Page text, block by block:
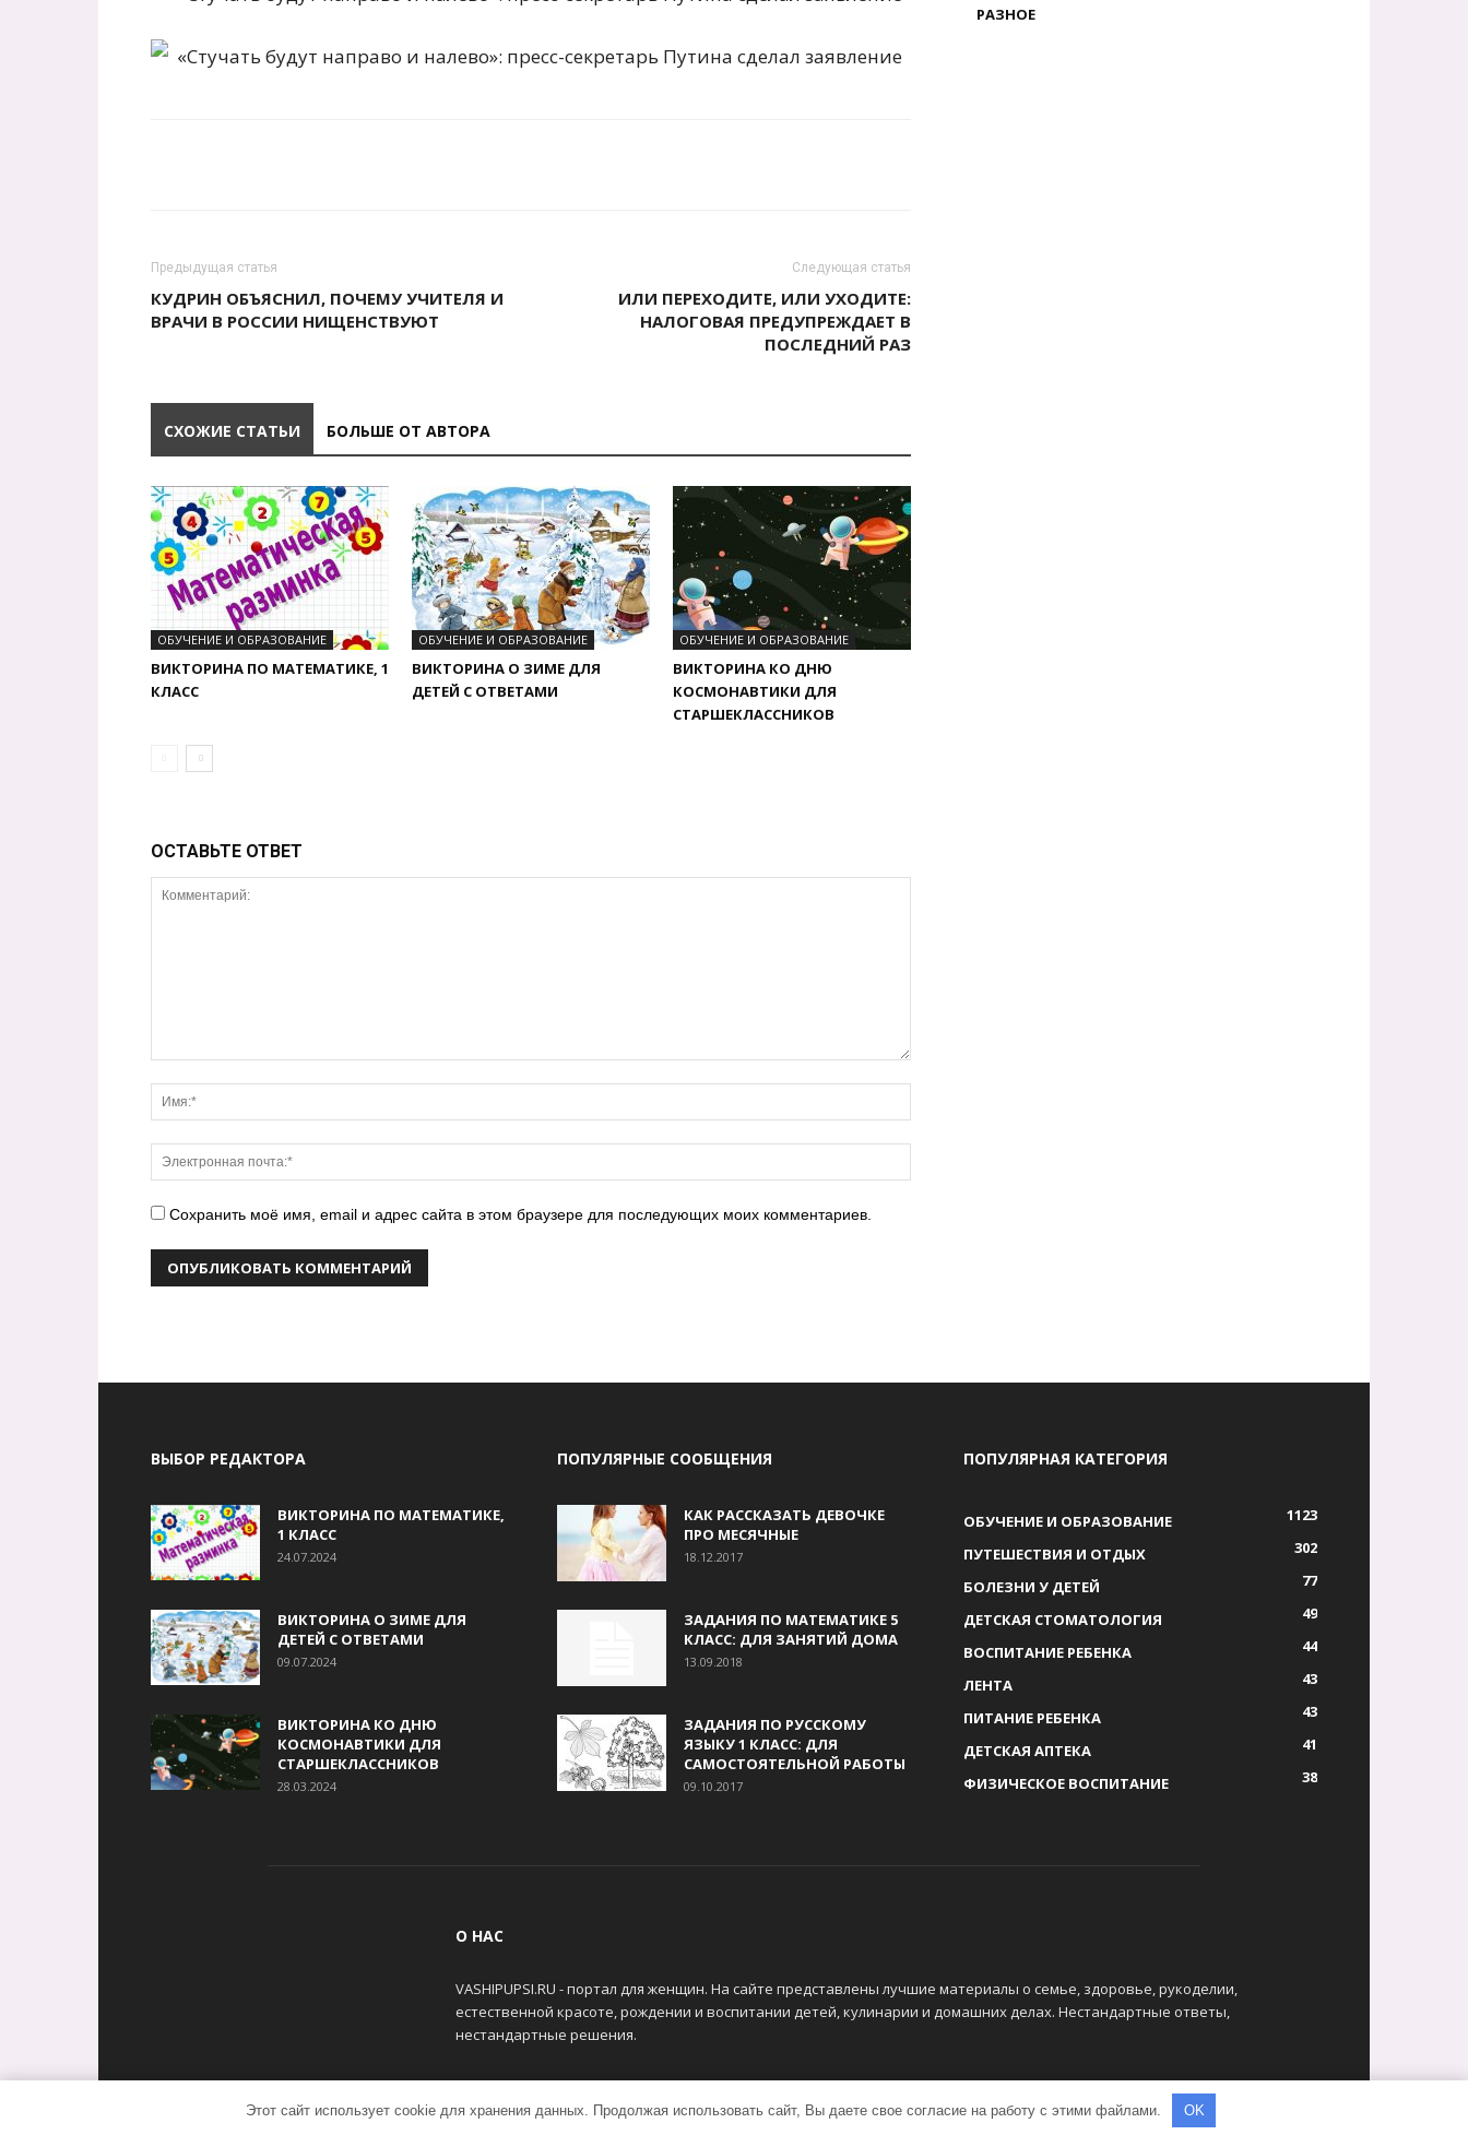
Предыдущая статья
КУДРИН ОБЪЯСНИЛ, ПОЧЕМУ УЧИТЕЛЯ И
ВРАЧИ В РОССИИ НИЩЕНСТВУЮТ
Следующая статья
ИЛИ ПЕРЕХОДИТЕ, ИЛИ УХОДИТЕ:
НАЛОГОВАЯ ПРЕДУПРЕЖДАЕТ В
ПОСЛЕДНИЙ РАЗ
СХОЖИЕ СТАТЬИ БОЛЬШЕ ОТ АВТОРА
ОБУЧЕНИЕ И ОБРАЗОВАНИЕ
ВИКТОРИНА ПО МАТЕМАТИКЕ, 1
КЛАСС
ОБУЧЕНИЕ И ОБРАЗОВАНИЕ
ВИКТОРИНА О ЗИМЕ ДЛЯ
ДЕТЕЙ С ОТВЕТАМИ
ОБУЧЕНИЕ И ОБРАЗОВАНИЕ
ВИКТОРИНА КО ДНЮ
КОСМОНАВТИКИ ДЛЯ
СТАРШЕКЛАССНИКОВ
ОСТАВЬТЕ ОТВЕТ
Сохранить моё имя, email и адрес сайта в этом браузере для последующих моих комментариев.
РАЗНОЕ
ВЫБОР РЕДАКТОРА
ВИКТОРИНА ПО МАТЕМАТИКЕ,
1 КЛАСС
24.07.2024
ВИКТОРИНА О ЗИМЕ ДЛЯ
ДЕТЕЙ С ОТВЕТАМИ
09.07.2024
ВИКТОРИНА КО ДНЮ
КОСМОНАВТИКИ ДЛЯ
СТАРШЕКЛАССНИКОВ
28.03.2024
ПОПУЛЯРНЫЕ СООБЩЕНИЯ
КАК РАССКАЗАТЬ ДЕВОЧКЕ
ПРО МЕСЯЧНЫЕ
18.12.2017
ЗАДАНИЯ ПО МАТЕМАТИКЕ 5
КЛАСС: ДЛЯ ЗАНЯТИЙ ДОМА
13.09.2018
ЗАДАНИЯ ПО РУССКОМУ
ЯЗЫКУ 1 КЛАСС: ДЛЯ
САМОСТОЯТЕЛЬНОЙ РАБОТЫ
09.10.2017
ПОПУЛЯРНАЯ КАТЕГОРИЯ
ОБУЧЕНИЕ И ОБРАЗОВАНИЕ
1123
ПУТЕШЕСТВИЯ И ОТДЫХ
302
БОЛЕЗНИ У ДЕТЕЙ
77
ДЕТСКАЯ СТОМАТОЛОГИЯ
49
ВОСПИТАНИЕ РЕБЕНКА
44
ЛЕНТА
43
ПИТАНИЕ РЕБЕНКА
43
ДЕТСКАЯ АПТЕКА
41
ФИЗИЧЕСКОЕ ВОСПИТАНИЕ
38
О НАС
VASHIPUPSI.RU - портал для женщин. На сайте представлены лучшие материалы о семье, здоровье, рукоделии,
естественной красоте, рождении и воспитании детей, кулинарии и домашних делах. Нестандартные ответы,
нестандартные решения.
ГЛАВНАЯ
© VASHIPUPSI.RU - Женский портал
Этот сайт использует cookie для хранения данных. Продолжая использовать сайт, Вы даете свое согласие на работу с этими файлами. OK